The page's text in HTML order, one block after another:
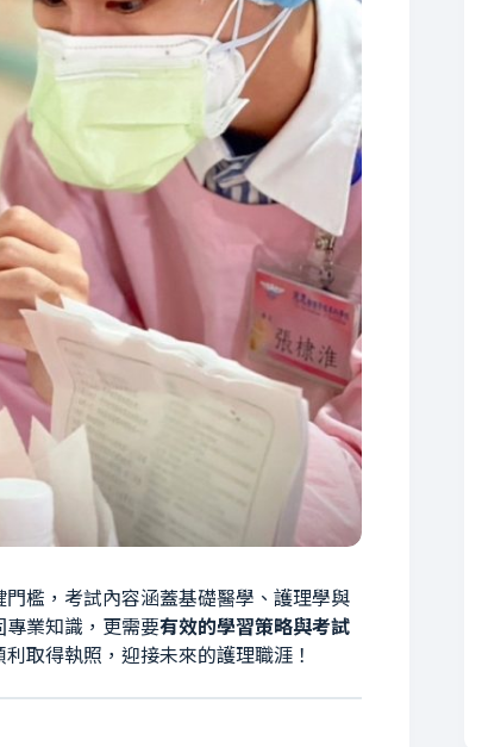
檻，考試內容涵蓋基礎醫學、護理學與
專業知識，更需要有效的學習策略與考試
利取得執照，迎接未來的護理職涯！